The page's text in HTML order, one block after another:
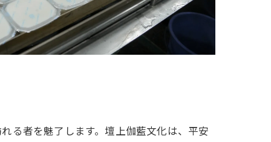
る者を魅了します。壇上伽藍文化は、平安